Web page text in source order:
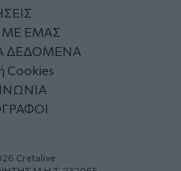
ΜΕ ΕΜΑΣ
ΔΕΔΟΜΕΝΑ
Cookies
Cretalive